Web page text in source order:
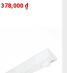
378,000 ₫